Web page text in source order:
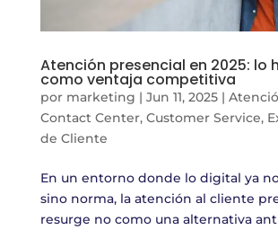
Atención presencial en 2025: lo
como ventaja competitiva
por marketing | Jun 11, 2025|
Contact Center, Customer Service,
de Cliente
En un entorno donde lo digital ya
sino norma, la atención al cliente
resurge no como una alternativa